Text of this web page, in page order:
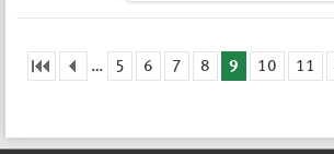
… 5 6 7 8 9 10 11